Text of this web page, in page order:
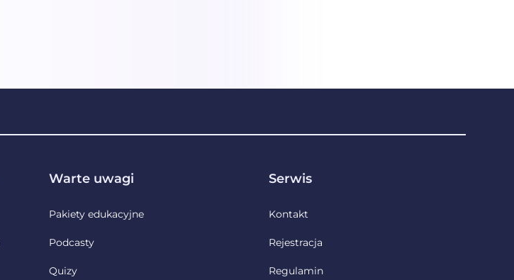
Warte uwagi
Pakiety edukacyjne
Podcasty
Quizy
Serwis
Kontakt
Rejestracja
Regulamin